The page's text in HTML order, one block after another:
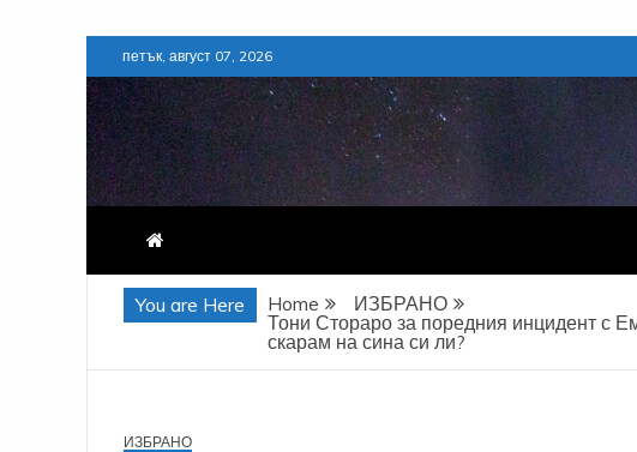
to
content
петък, август 07, 2026
You are Here Home
ИЗБРАНО
Тони Стораро за поредния инцидент с
скарам на сина си ли?
ИЗБРАНО